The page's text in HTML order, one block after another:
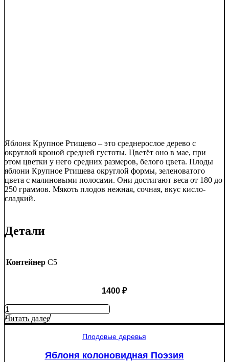
Яблоня Крупное Ртищево – это среднерослое дерево с
округлой кроной средней густоты. Цветёт оно в мае, при
этом цветки у него средних размеров, белого цвета. Плоды
яблони Крупное Ртищева округлой формы, зеленоватого
цвета с малиновыми полосами. Они достигают веса от 180 до
250 граммов. Мякоть плодов нежная, сочная, вкус кисло-
сладкий.
Детали
Контейнер C5
1400 ₽
Количество
товара
Яблоня
Читать далее
Плодовые деревья
Яблоня колоновидная Поэзия